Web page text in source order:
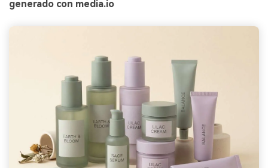
generado con media.io